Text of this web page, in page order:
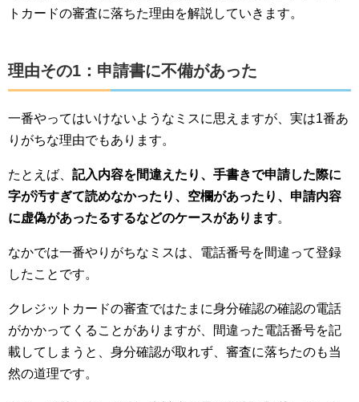
トカードの審査に落ちた理由を解説していきます。
理由その1：申請書に不備があった
一番やってはいけないようなミスに思えますが、実は1番あ
りがちな理由でもあります。
たとえば、 記入内容を間違えたり、手書きで申請した際に
字が汚すぎて読めなかったり、空欄があったり、申請内容
に虚偽があったるするなどのケースがあります。
なかでは一番やりがちなミスは、電話番号を間違って登録
したことです。
クレジットカードの審査ではたまに身分確認の確認の電話
がかかってくることがありますが、間違った電話番号を記
載してしまうと、身分確認が取れず、審査に落ちたのも当
然の道理です。